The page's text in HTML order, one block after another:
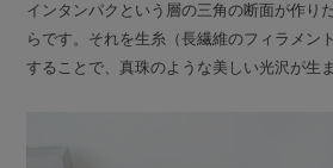
インタンパクという層の三角の断面が作り
らです。それを生糸（長繊維のフィラメン
することで、真珠のような美しい光沢が生